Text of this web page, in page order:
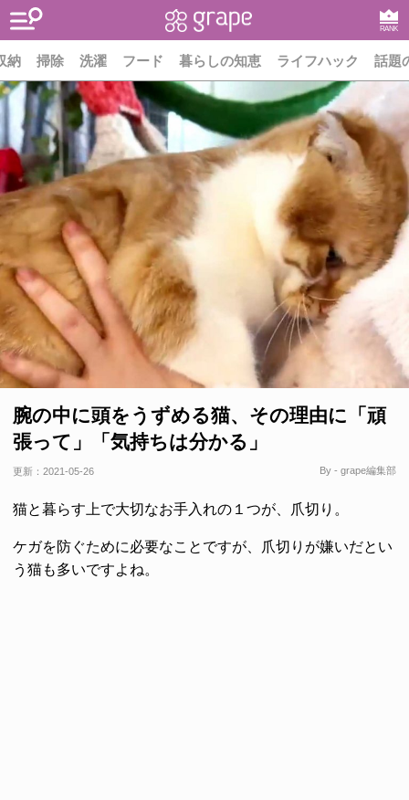
RANK
納 掃除 洗濯 フード 暮らしの知恵 ライフハック 話題
腕の中に頭をうずめる猫、その理由に「頑
張って」「気持ちは分かる」
更新： 2021-05-26 By - grape編集部
猫と暮らす上で大切なお手入れの１つが、爪切り。
ケガを防ぐために必要なことですが、爪切りが嫌いだとい
う猫も多いですよね。